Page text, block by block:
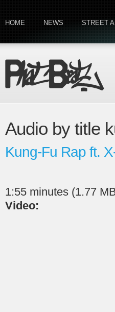
HOME NEWS STREET
Audio by title
Kung-Fu Rap ft.
1:55 minutes (1.77
Video: